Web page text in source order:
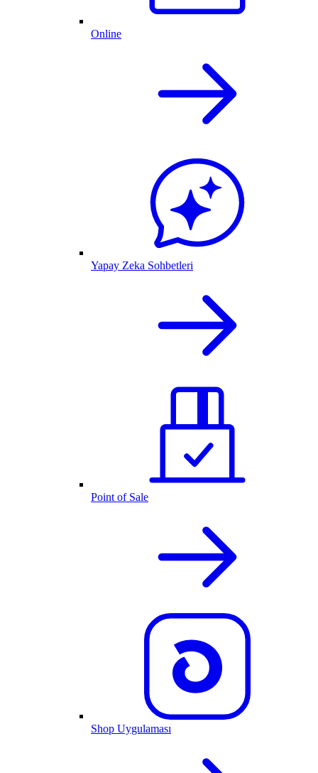
Online
Yapay Zeka Sohbetleri
Point of Sale
Shop Uygulaması